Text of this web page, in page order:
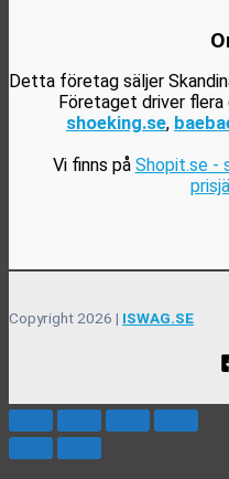
Detta företag säljer
Företaget driver
shoeking.se,
Vi finns på Shopit.se -
Copyright 2026 | ISWAG.SE